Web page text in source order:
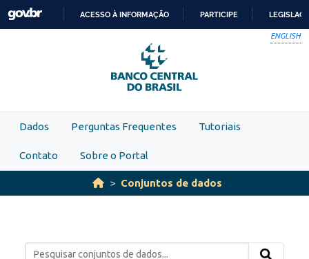
Skip to main content
PARA
O
CONTEÚDO
ACESSO À INFORMAÇÃO PARTICIPE
ENGLISH
Dados Perguntas Frequentes Tutoriais
Contato Sobre o Portal
Conjuntos de dados